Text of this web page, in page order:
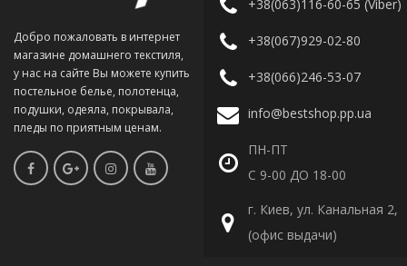
Добро пожаловать в интернет
магазине домашнего текстиля,
у нас на сайте Вы можете купить
постельное белье, полотенца,
подушки, одеяла, покрывала,
пледы по приятным ценам.
+38(063)116-60-65 (Viber)
+38(067)929-02-80
+38(066)246-53-07
info@bestshop.pp.ua
ПН-ПТ
С 9-00 ДО 18-00
г. Киев, ул. Канальная 2,
(офис выдачи)